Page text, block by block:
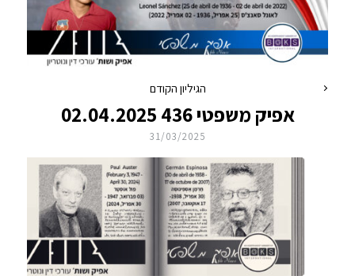
הגיליון הקודם
אפיק משפטי 436 02.04.2025
31/03/2025